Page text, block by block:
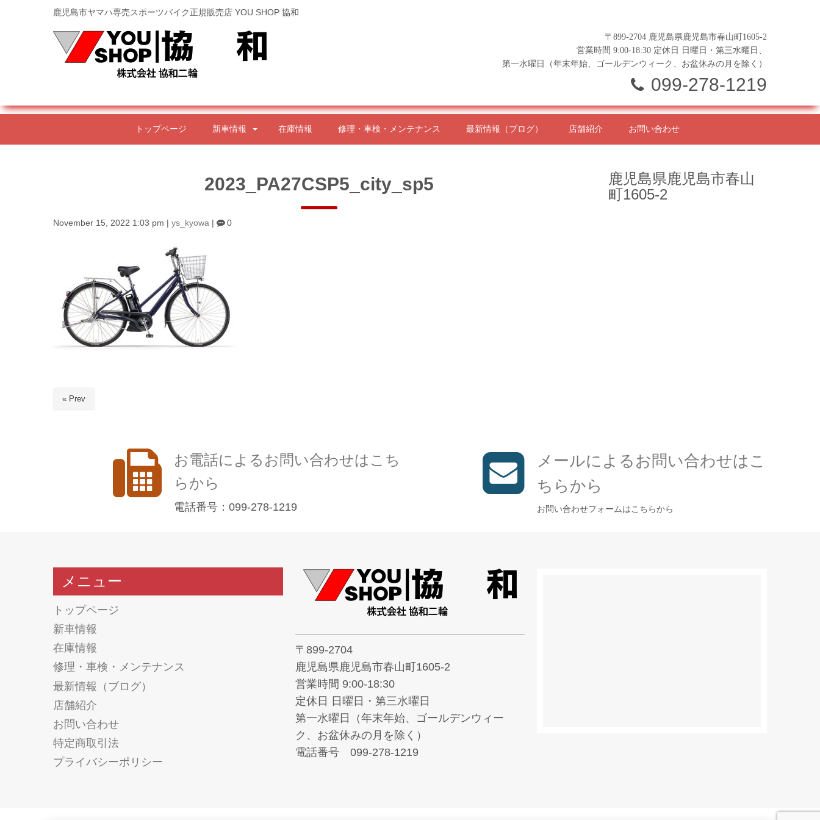
鹿児島市ヤマハ専売スポーツバイク正規販売店 YOU SHOP 協和
〒899-2704 鹿児島県鹿児島市春山町1605-2
営業時間 9:00-18:30 定休日 日曜日・第三水曜日、
第一水曜日（年末年始、ゴールデンウィーク、お盆休みの月を除く）
099-278-1219
トップページ 新車情報 在庫情報 修理・車検・メンテナンス 最新情報（ブログ） 店舗紹介 お問い合わせ
2023_PA27CSP5_city_sp5
November 15, 2022 1:03 pm ys_kyowa 0
« Prev
鹿児島県鹿児島市春山
町1605-2
お電話によるお問い合わせはこち
らから
電話番号：099-278-1219
メールによるお問い合わせはこ
ちらから
お問い合わせフォームはこちらから
メニュー
トップページ
新車情報
在庫情報
修理・車検・メンテナンス
最新情報（ブログ）
店舗紹介
お問い合わせ
特定商取引法
プライバシーポリシー
〒899-2704
鹿児島県鹿児島市春山町1605-2
営業時間 9:00-18:30
定休日 日曜日・第三水曜日
第一水曜日（年末年始、ゴールデンウィー
ク、お盆休みの月を除く）
電話番号 099-278-1219